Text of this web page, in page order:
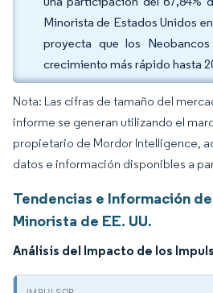
Minorista de Estados Unidos
proyecta que los
crecimiento más rápido hasta
Nota: Las cifras de tamaño del
informe se generan utilizando el
propietario de Mordor Intelligence,
datos e información disponibles a
Tendencias e Información
Minorista de EE. UU.
Análisis del Impacto de los